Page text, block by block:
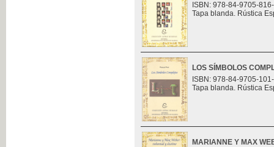
ISBN: 978-84-9705-
Tapa blanda. Rústica
LOS SÍMBOLOS
ISBN: 978-84-9705-
Tapa blanda. Rústica
MARIANNE Y MAX